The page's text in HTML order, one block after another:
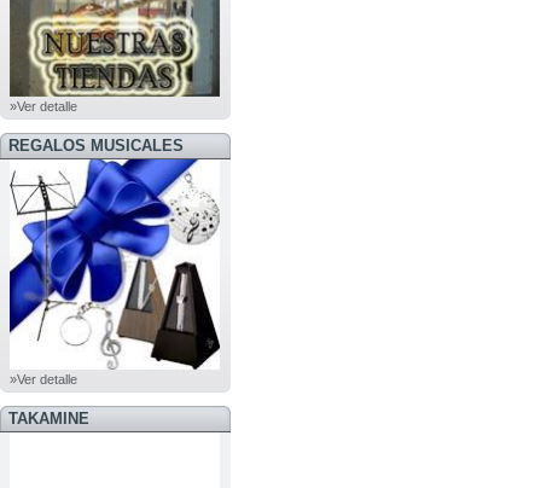
»Ver detalle
REGALOS MUSICALES
»Ver detalle
TAKAMINE